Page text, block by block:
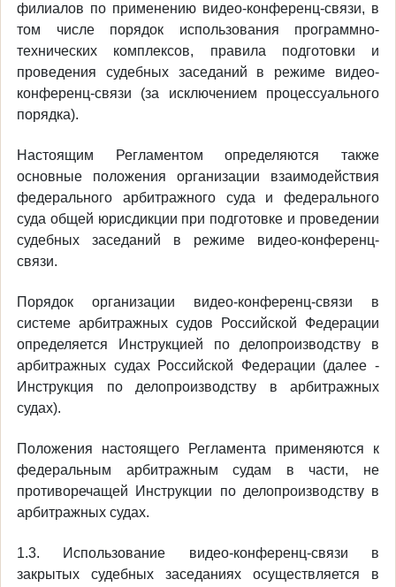
филиалов по применению видео-конференц-связи, в
том числе порядок использования программно-
технических комплексов, правила подготовки и
проведения судебных заседаний в режиме видео-
конференц-связи (за исключением процессуального
порядка).
Настоящим Регламентом определяются также
основные положения организации взаимодействия
федерального арбитражного суда и федерального
суда общей юрисдикции при подготовке и проведении
судебных заседаний в режиме видео-конференц-
связи.
Порядок организации видео-конференц-связи в
системе арбитражных судов Российской Федерации
определяется Инструкцией по делопроизводству в
арбитражных судах Российской Федерации (далее -
Инструкция по делопроизводству в арбитражных
судах).
Положения настоящего Регламента применяются к
федеральным арбитражным судам в части, не
противоречащей Инструкции по делопроизводству в
арбитражных судах.
1.3. Использование видео-конференц-связи в
закрытых судебных заседаниях осуществляется в